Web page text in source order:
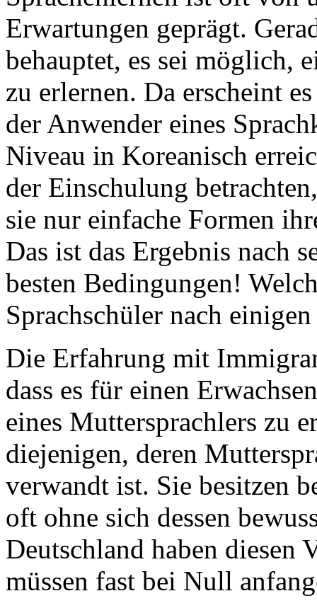
Erwartungen geprägt.
behauptet, es sei möglich,
zu erlernen. Da erscheint
der Anwender eines
Niveau in Koreanisch
der Einschulung
sie nur einfache Formen
Das ist das Ergebnis nach
besten Bedingungen!
Sprachschüler nach
Die Erfahrung mit
dass es für einen
eines Muttersprachlers zu
diejenigen, deren
verwandt ist. Sie besitzen
oft ohne sich dessen
Deutschland haben
müssen fast bei Null